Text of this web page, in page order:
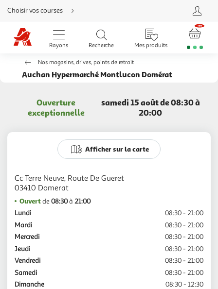
Aller
directement
au
contenu
Aller
directement
recherche
Aller
directement
directement
d'aide
Choisir vos courses
Rayons Recherche Mes produits
Nos magasins, drives, points de retrait
Auchan Hypermarché Montlucon Domérat
Ouverture
exceptionnelle
samedi 15 août de 08:30 à
20:00
Afficher sur la carte
Cc Terre Neuve, Route De Gueret
Ouvertde08:30à 21:00
Lundi
08:30 - 21:00
Mardi
08:30 - 21:00
Mercredi
08:30 - 21:00
Jeudi
08:30 - 21:00
Vendredi
08:30 - 21:00
Samedi
08:30 - 21:00
Dimanche
08:30 - 12:30